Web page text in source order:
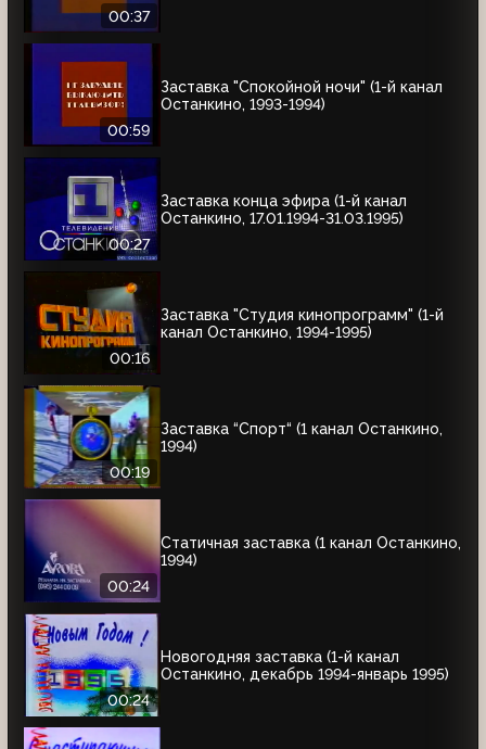
00:37
00:59
Заставка "Спокойной ночи" (1-й канал
Останкино, 1993-1994)
00:27
Заставка конца эфира (1-й канал
Останкино, 17.01.1994-31.03.1995)
00:16
Заставка "Студия кинопрограмм" (1-й
канал Останкино, 1994-1995)
00:19
Заставка “Спорт“ (1 канал Останкино,
1994)
00:24
Статичная заставка (1 канал Останкино,
1994)
00:24
Новогодняя заставка (1-й канал
Останкино, декабрь 1994-январь 1995)